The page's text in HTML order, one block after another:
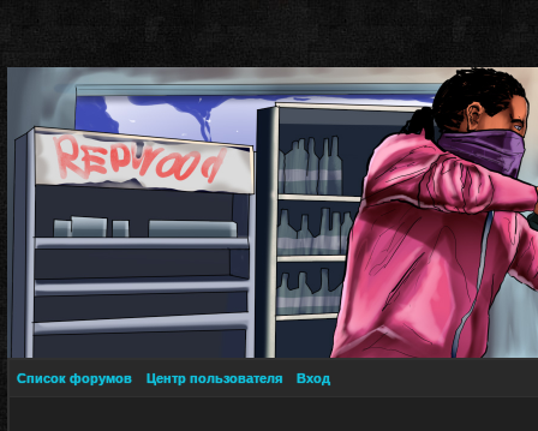
Список форумов Центр пользователя Вход